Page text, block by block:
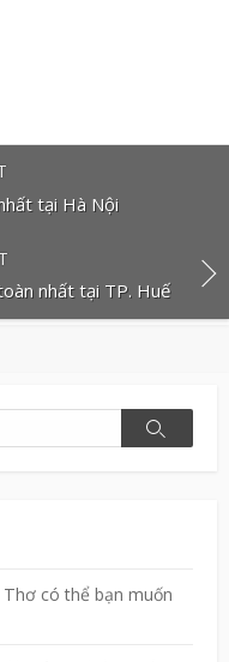
tại Hà Nội
nhất tại TP. Huế
Search
có thể bạn muốn